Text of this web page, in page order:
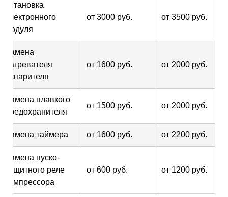
Установка
электронного
модуля
от 3000 руб. от 3500 руб.
Замена
нагревателя
испарителя
от 1600 руб. от 2000 руб.
Замена плавкого
предохранителя
от 1500 руб. от 2000 руб.
Замена таймера от 1600 руб. от 2200 руб.
Замена пуско-
защитного реле
компрессора
от 600 руб. от 1200 руб.